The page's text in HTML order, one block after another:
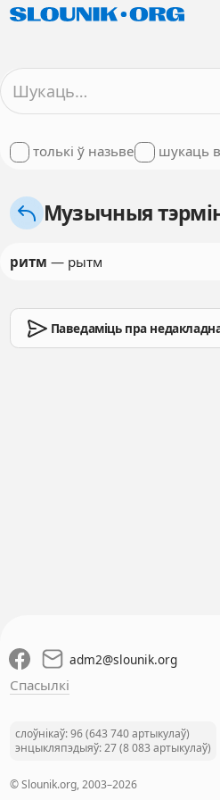
толькі ў назьве шукаць
Музычныя
ритм — рытм
Паведаміць пра
adm2@slounik.org
Спасылкі
слоўнікаў: 96 (643 740 артыкулаў)
энцыкляпэдыяў: 27 (8 083 артыкулаў)
© Slounik.org, 2003–2026